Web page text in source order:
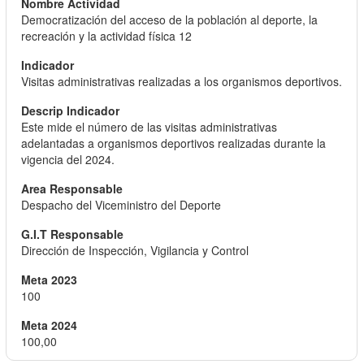
Democratización del acceso de la población al deporte, la
recreación y la actividad física 12
Visitas administrativas realizadas a los organismos deportivos.
Este mide el número de las visitas administrativas
adelantadas a organismos deportivos realizadas durante la
vigencia del 2024.
Despacho del Viceministro del Deporte
Dirección de Inspección, Vigilancia y Control
100
100,00